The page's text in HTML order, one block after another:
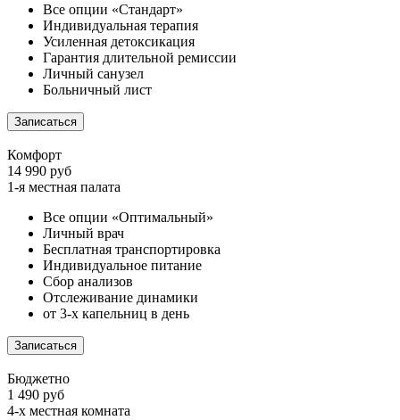
Все опции «Стандарт»
Индивидуальная терапия
Усиленная детоксикация
Гарантия длительной ремиссии
Личный санузел
Больничный лист
Записаться
Комфорт
14 990 руб
1-я местная палата
Все опции «Оптимальный»
Личный врач
Бесплатная транспортировка
Индивидуальное питание
Сбор анализов
Отслеживание динамики
от 3-х капельниц в день
Записаться
Бюджетно
1 490 руб
4-х местная комната